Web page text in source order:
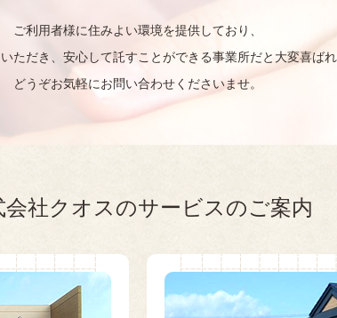
ご利用者様に住みよい環境を提供しており、
ただき、 安心して託すことができる事業所だと 大変喜ば
どうぞお気軽にお問い合わせくださいませ。
会社クオスのサービスのご案内